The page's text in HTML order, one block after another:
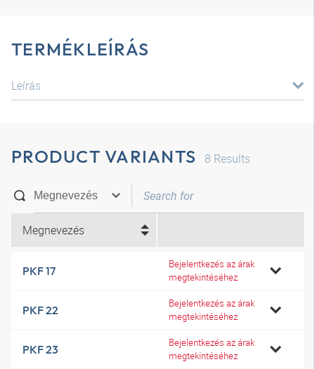
TERMÉKLEÍRÁS
Leírás
PRODUCT VARIANTS 8 Results
Megnevezés
PKF 17
Bejelentkezés az árak
megtekintéséhez
PKF 22
Bejelentkezés az árak
megtekintéséhez
PKF 23
Bejelentkezés az árak
megtekintéséhez